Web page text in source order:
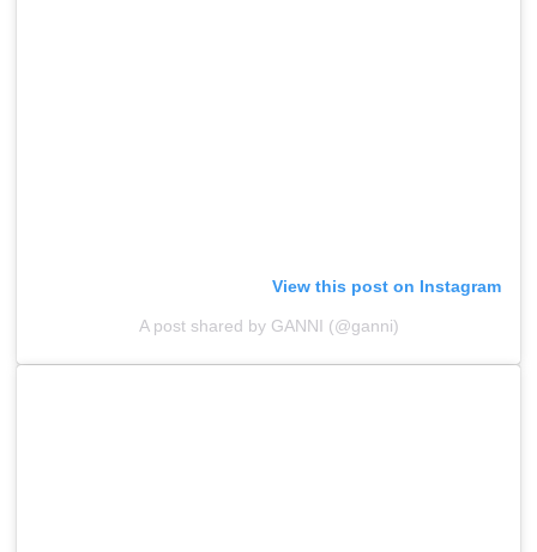
View this post on Instagram
A post shared by GANNI (@ganni)